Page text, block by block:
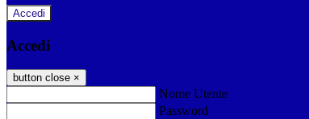
Accedi
Accedi
button close ×
Nome Utente
Password